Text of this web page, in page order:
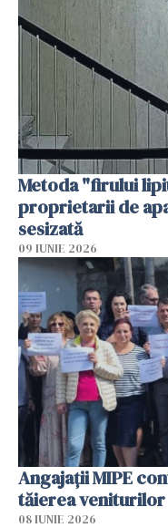
Metoda "firului
proprietarii de
sesizată
09 IUNIE 2026
Angajaţii MIPE
tăierea veniturilor
08 IUNIE 2026